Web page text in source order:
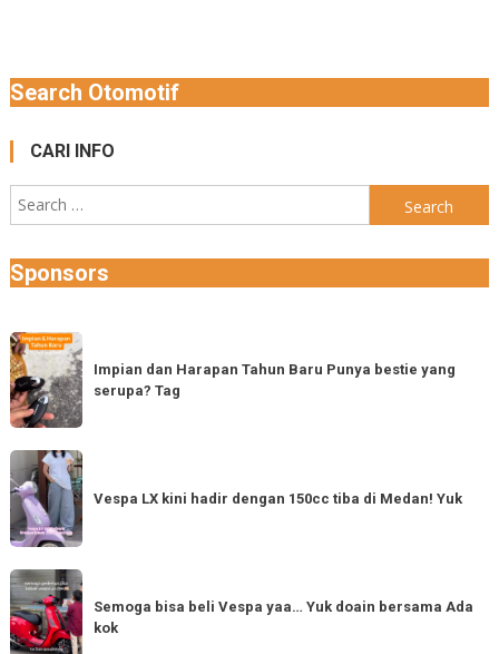
Search Otomotif
CARI INFO
Search
for:
Sponsors
Impian
dan
Harapan
Tahun
Baru
Punya
bestie
yang
Tag
Impian dan Harapan Tahun Baru Punya bestie yang
serupa? Tag
Vespa
LX
kini
hadir
dengan
150cc
tiba
Vespa LX kini hadir dengan 150cc tiba di Medan! Yuk
Semoga
bisa
beli
Semoga bisa beli Vespa yaa… Yuk doain bersama Ada
kok